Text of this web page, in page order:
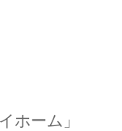
ホーム」